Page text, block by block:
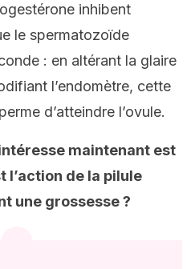
inhibent
le spermatozoïde
: en altérant la glaire
l’endomètre, cette
d’atteindre l’ovule.
maintenant est
l’action de la pilule
une grossesse ?